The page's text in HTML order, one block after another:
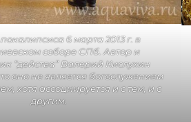
6 марта 2013 г. в
соборе СПб. Автор и
“действа” Валерий Кислухин
оно не является богослужением
хотя ассоциируется и с тем, и с
другим.